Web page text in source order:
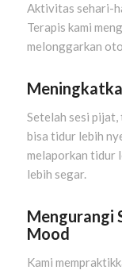
Aktivitas sehari-
Terapis kami
melonggarkan
Setelah sesi
bisa tidur lebih
melaporkan tidur
lebih segar.
Mengurangi
Mood
Kami